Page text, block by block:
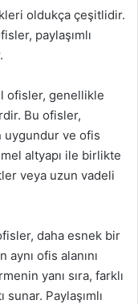
oldukça çeşitlidir.
paylaşımlı
ofisler, genellikle
Bu ofisler,
uygundur ve ofis
altyapı ile birlikte
veya uzun vadeli
daha esnek bir
aynı ofis alanını
yanı sıra, farklı
Paylaşımlı